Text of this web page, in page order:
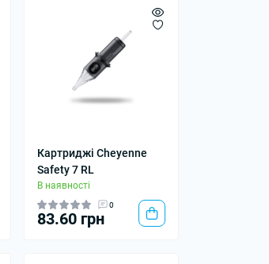
Картриджі Cheyenne
Safety 7 RL
В наявності
0
83.60 грн